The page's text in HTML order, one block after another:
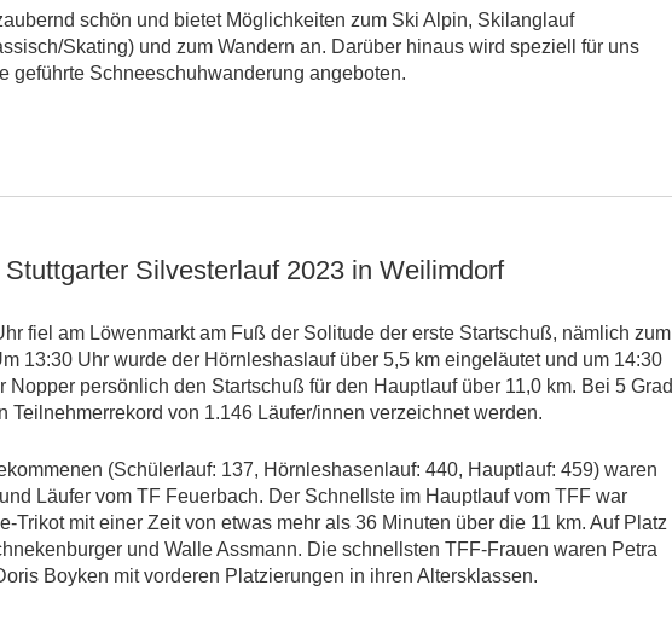
schön und bietet Möglichkeiten zum Ski Alpin, Skilang lauf
Skating) und zum Wandern an. Darüber hinaus wird speziell für uns
geführte Schneeschuhwanderung angeboten.
Silvesterlauf 2023 in Weilimdorf
fiel am Löwenmarkt am Fuß der Solitude der erste Startschuß, nämlich zum
13:30 Uhr wurde der Hörnleshaslauf über 5,5 km eingeläutet und um 14:30
Nopper persönlich den Startschuß für den Hauptlauf über 11,0 km. Bei 5 Grad
Teilnehmerrekord von 1.146 Läufer/innen verzeichnet werden.
(Schülerlauf: 137, Hörnleshasenlauf: 440, Hauptlauf: 459) waren
Läufer vom TF Feuerbach. Der Schnellste im Hauptlauf vom TFF war
Trikot mit einer Zeit von etwas mehr als 36 Minuten über die 11 km. Auf Platz
und Walle Assmann. Die schnellsten TFF-Frauen waren Petra
Boyken mit vorderen Platzierungen in ihren Altersklassen.